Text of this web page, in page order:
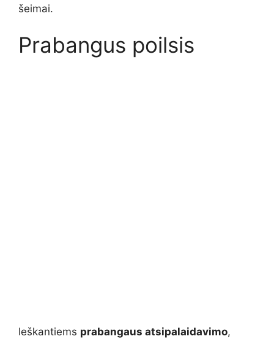
šeimai.
Prabangus poilsis
Ieškantiems prabangaus atsipalaidavimo,